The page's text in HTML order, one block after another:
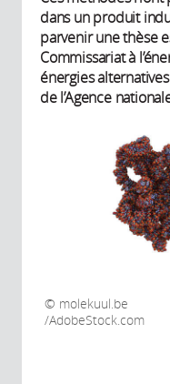
dans un produit
parvenir une thèse
Commissariat à
énergies
de l’Agence
molekuul.be
/AdobeStock.com